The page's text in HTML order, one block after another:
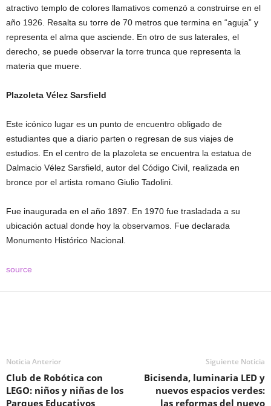
atractivo templo de colores llamativos comenzó a construirse en el
año 1926. Resalta su torre de 70 metros que termina en “aguja” y
representa el alma que asciende. En otro de sus laterales, el
derecho, se puede observar la torre trunca que representa la
materia que muere.
Plazoleta Vélez Sarsfield
Este icónico lugar es un punto de encuentro obligado de
estudiantes que a diario parten o regresan de sus viajes de
estudios. En el centro de la plazoleta se encuentra la estatua de
Dalmacio Vélez Sarsfield, autor del Código Civil, realizada en
bronce por el artista romano Giulio Tadolini.
Fue inaugurada en el año 1897. En 1970 fue trasladada a su
ubicación actual donde hoy la observamos. Fue declarada
Monumento Histórico Nacional.
source
Noticia Anterior
Club de Robótica con
LEGO: niños y niñas de los
Parques Educativos
Siguiente Noticia
Bicisenda, luminaria LED y
nuevos espacios verdes:
las reformas del nuevo